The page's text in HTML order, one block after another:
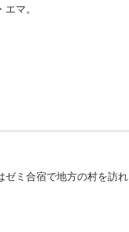
マ。
ゼミ合宿で地方の村を訪れ